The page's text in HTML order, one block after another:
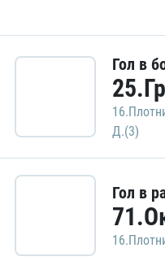
Гол в
Д.(3)
Гол в